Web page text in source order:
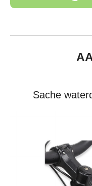
Sache